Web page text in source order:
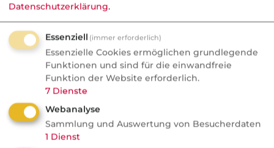
Kategorie: Fachbegriffe allgemein
Datenschutzerklärung.
Essenziell (immer erforderlich)
Essenzielle Cookies ermöglichen grundlegende
Funktionen und sind für die einwandfreie
Funktion der Website erforderlich.
7 Dienste
Webanalyse
Sammlung und Auswertung von Besucherdaten
1 Dienst